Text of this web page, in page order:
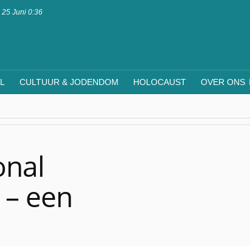
Juni 0:36
CULTUUR & JODENDOM HOLOCAUST OVER ONS
een